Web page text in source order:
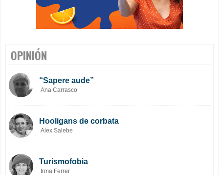
OPINIÓN
“Sapere aude”
Ana Carrasco
Hooligans de corbata
Alex Salebe
Turismofobia
Irma Ferrer